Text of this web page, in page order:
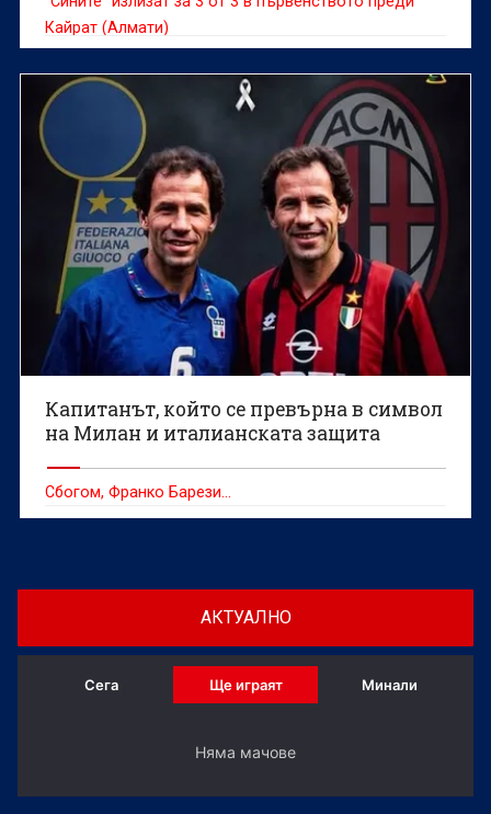
Кайрат (Алмати)
Капитанът, който се превърна в символ
на Милан и италианската защита
Сбогом, Франко Барези...
АКТУАЛНО
Сега Ще играят Минали
Няма мачове